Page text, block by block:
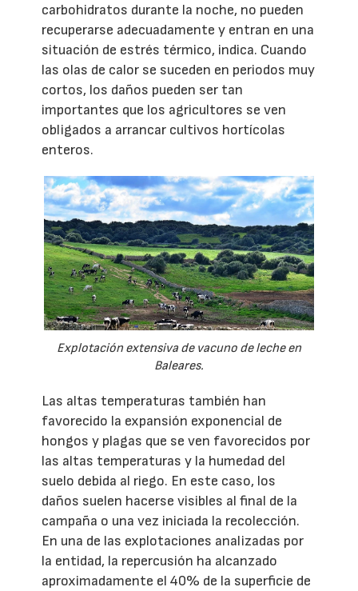
carbohidratos durante la noche, no pueden
recuperarse adecuadamente y entran en una
situación de estrés térmico, indica. Cuando
las olas de calor se suceden en periodos muy
cortos, los daños pueden ser tan
importantes que los agricultores se ven
obligados a arrancar cultivos hortícolas
enteros.
Explotación extensiva de vacuno de leche en
Baleares.
Las altas temperaturas también han
favorecido la expansión exponencial de
hongos y plagas que se ven favorecidos por
las altas temperaturas y la humedad del
suelo debida al riego. En este caso, los
daños suelen hacerse visibles al final de la
campaña o una vez iniciada la recolección.
En una de las explotaciones analizadas por
la entidad, la repercusión ha alcanzado
aproximadamente el 40% de la superficie de